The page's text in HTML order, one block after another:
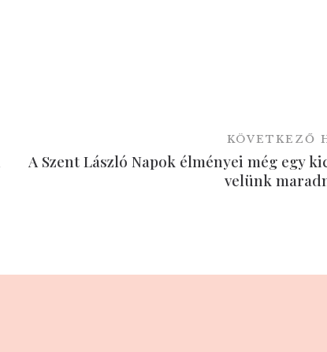
KÖVETKEZŐ
A Szent László Napok élményei még egy
velünk